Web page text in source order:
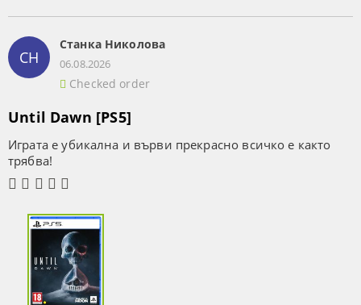
СН
Станка Николова
06.08.2026
Checked order
Until Dawn [PS5]
Играта е убикална и върви прекрасно всичко е както
трябва!